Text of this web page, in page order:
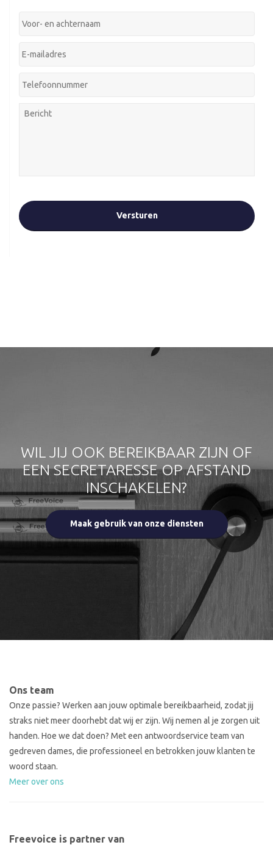
voor-
achternaam:
e-
telefoonnummer:
Je
bericht:
WIL JIJ OOK BEREIKBAAR ZIJN OF
EEN SECRETARESSE OP AFSTAND
INSCHAKELEN?
Maak gebruik van onze diensten
Ons team
Onze passie? Werken aan jouw optimale bereikbaarheid, zodat jij
straks niet meer doorhebt dat wij er zijn. Wij nemen al je zorgen uit
handen. Hoe we dat doen? Met een antwoordservice team van
gedreven dames, die professioneel en betrokken jouw klanten te
woord staan.
Meer over ons
Freevoice is partner van